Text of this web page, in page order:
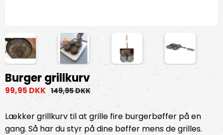
Burger grillkurv
99,95 DKK 149,95 DKK
Lækker grillkurv til at grille fire burgerbøffer på en
gang. Så har du styr på dine bøffer mens de grilles.